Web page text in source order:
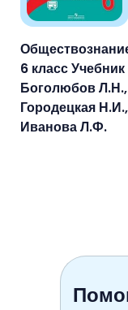
6 класс Учебник
Боголюбов Л.Н.,
Городецкая Н.И.,
Иванова Л.Ф.